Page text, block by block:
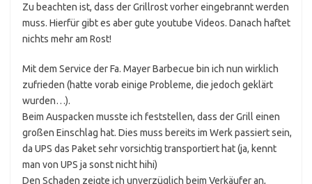
Zu beachten ist, dass der Grillrost vorher eingebrannt werden
muss. Hierfür gibt es aber gute youtube Videos. Danach haftet
nichts mehr am Rost!
Mit dem Service der Fa. Mayer Barbecue bin ich nun wirklich
zufrieden (hatte vorab einige Probleme, die jedoch geklärt
wurden…).
Beim Auspacken musste ich feststellen, dass der Grill einen
großen Einschlag hat. Dies muss bereits im Werk passiert sein,
da UPS das Paket sehr vorsichtig transportiert hat (ja, kennt
man von UPS ja sonst nicht hihi)
Den Schaden zeigte ich unverzüglich beim Verkäufer an,